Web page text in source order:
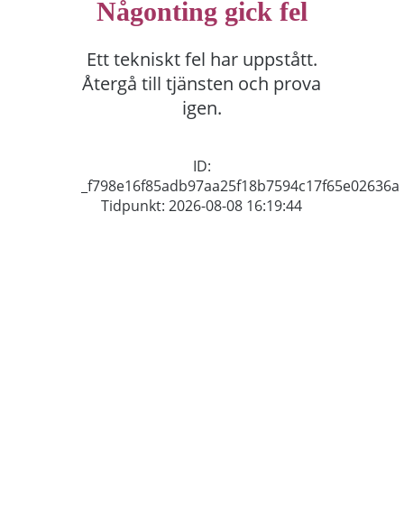
Någonting gick fel
Ett tekniskt fel har uppstått.
Återgå till tjänsten och prova
igen.
ID:
_f798e16f85adb97aa25f18b7594c17f65e02636a
Tidpunkt: 2026-08-08 16:19:44